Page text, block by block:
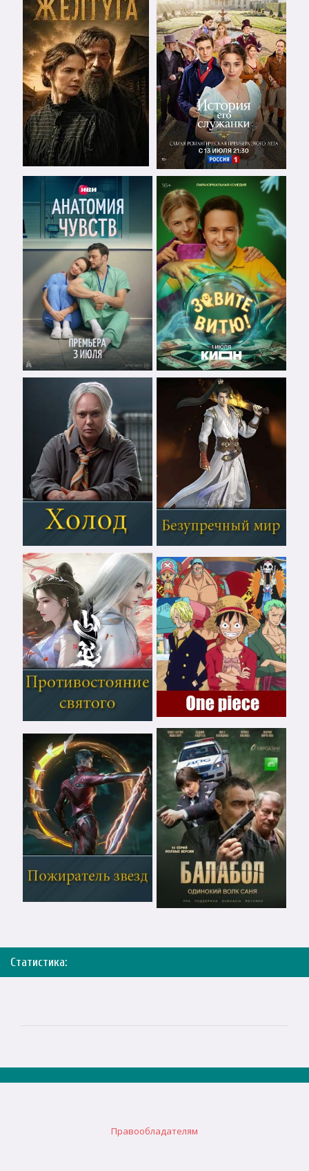
Статистика:
Правообладателям